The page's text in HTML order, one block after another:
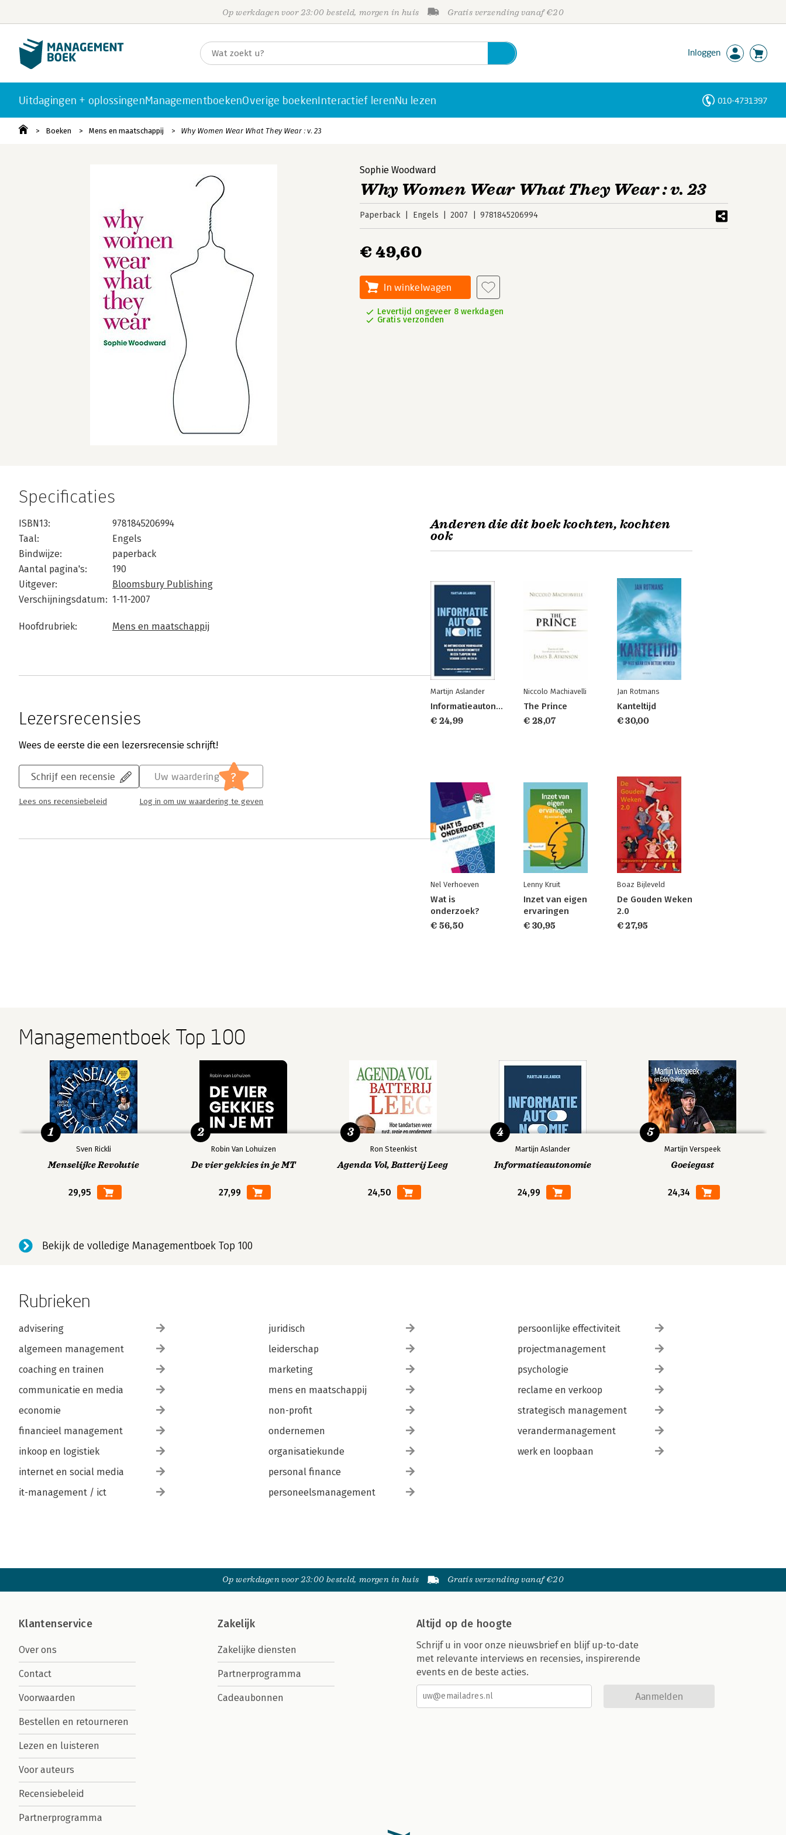
Op werkdagen voor 23:00 besteld, morgen in huis Gratis verzending vanaf €20
Inloggen
Uitdagingen + oplossingenManagementboekenOverige boekenInteractief lerenNu lezen 010-4731397
Boeken Mens en maatschappij Why Women Wear What They Wear : v. 23
Sophie Woodward
Why Women Wear What They Wear : v. 23
Paperback Engels 2007 9781845206994
€ 49,60
In winkelwagen
Levertijd ongeveer 8 werkdagen
Gratis verzonden
Specificaties
ISBN13:
9781845206994
Taal:
Engels
Bindwijze:
paperback
Aantal pagina's:
190
Uitgever:
Bloomsbury Publishing
Verschijningsdatum: 1-11-2007
Hoofdrubriek: Mens en maatschappij
Lezersrecensies
Wees de eerste die een lezersrecensie schrijft!
Schrijf een recensie
Lees ons recensiebeleid
Uw waardering ?
Log in om uw waardering te geven
Anderen die dit boek kochten, kochten
ook
Martijn Aslander
Informatieautonomie
€ 24,99
Niccolo Machiavelli
The Prince
€ 28,07
Jan Rotmans
Kanteltijd
€ 30,00
Nel Verhoeven
Wat is
onderzoek?
€ 56,50
Lenny Kruit
Inzet van eigen
ervaringen
€ 30,95
Boaz Bijleveld
De Gouden Weken
2.0
€ 27,95
Managementboek Top 100
Sven Rickli
Menselijke Revolutie
29,95
1
Robin Van Lohuizen
De vier gekkies in je MT
27,99
2
Ron Steenkist
Agenda Vol, Batterij Leeg
24,50
3
Martijn Aslander
Informatieautonomie
24,99
4
Martijn Verspeek
Goeiegast
24,34
5
Bekijk de volledige Managementboek Top 100
Rubrieken
advisering
algemeen management
coaching en trainen
communicatie en media
economie
financieel management
inkoop en logistiek
internet en social media
it-management / ict
juridisch
leiderschap
marketing
mens en maatschappij
non-profit
ondernemen
organisatiekunde
personal finance
personeelsmanagement
persoonlijke effectiviteit
projectmanagement
psychologie
reclame en verkoop
strategisch management
verandermanagement
werk en loopbaan
Op werkdagen voor 23:00 besteld, morgen in huis Gratis verzending vanaf €20
Klantenservice
Over ons
Contact
Voorwaarden
Bestellen en retourneren
Lezen en luisteren
Voor auteurs
Recensiebeleid
Partnerprogramma
Zakelijk
Zakelijke diensten
Partnerprogramma
Cadeaubonnen
Altijd op de hoogte
Schrijf u in voor onze nieuwsbrief en blijf up-to-date
met relevante interviews en recensies, inspirerende
events en de beste acties.
Aanmelden
Personen